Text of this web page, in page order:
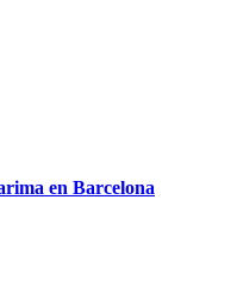
en Barcelona